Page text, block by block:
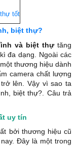
tốt
biệt thự?
và biệt thựtăng
đa dạng. Ngoài các
thương hiệu dành
camera chất lượng
lên. Vậy vì sao ta
biệt thự?. Câu trả
uy tín
bởi thương hiệu cũ
Đây là một trong